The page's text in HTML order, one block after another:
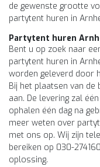
de gewenste grootte
partytent huren in
Partytent huren
Bent u op zoek naar
partytent huren in
worden geleverd door
Bij het plaatsen van de
aan. De levering zal
ophalen één dag na
meer weten over
met ons op. Wij zijn
bereiken op 030-
oplossing.